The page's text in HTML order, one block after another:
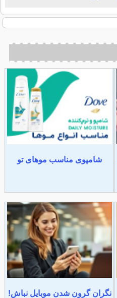
شامپوی مناسب موهای تو
نگران گرون شدن موبایل نباش!